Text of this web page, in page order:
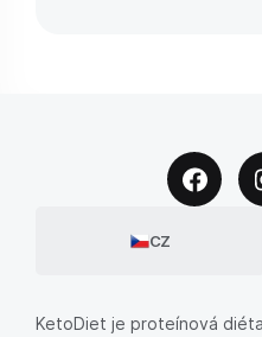
CZ
KetoDiet je proteínová